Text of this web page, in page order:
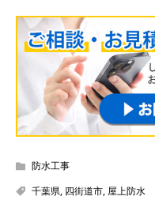
防水工事
千葉県, 四街道市, 屋上防水